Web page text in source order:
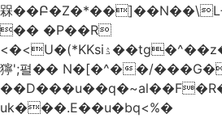
槑
�� �P��R
<�<U�(*KKsіۮ��tg�^��z��l��;���]���
獰';펼�� N�[�^��/
uk���.E��u�bq<%�